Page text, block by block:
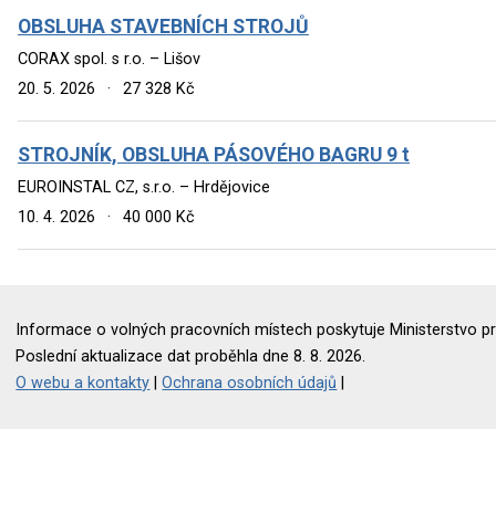
OBSLUHA STAVEBNÍCH STROJŮ
CORAX spol. s r.o. – Lišov
20. 5. 2026
· 27 328 Kč
STROJNÍK, OBSLUHA PÁSOVÉHO BAGRU 9 t
EUROINSTAL CZ, s.r.o. – Hrdějovice
10. 4. 2026
· 40 000 Kč
Informace o volných pracovních místech poskytuje Ministerstvo
Poslední aktualizace dat proběhla dne 8. 8. 2026.
O webu a kontakty |Ochrana osobních údajů